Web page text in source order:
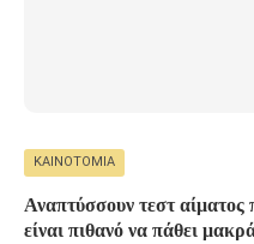
ΚΑΙΝΟΤΟΜΊΑ
Αναπτύσσουν τεστ αίματος
είναι πιθανό να πάθει